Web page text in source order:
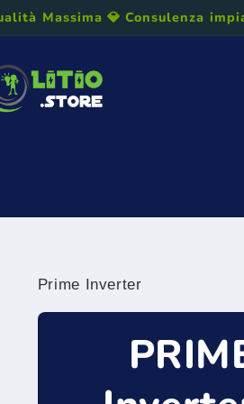
Massima 💎 Consulenza
Prime Inverter